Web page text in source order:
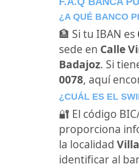
¿A QUÉ BANCO
🏦 Si tu IBAN es
sede en Calle
Badajoz. Si
0078, aquí
¿CUÁL ES EL
🔐 El código
proporciona
la localidad
identificar al